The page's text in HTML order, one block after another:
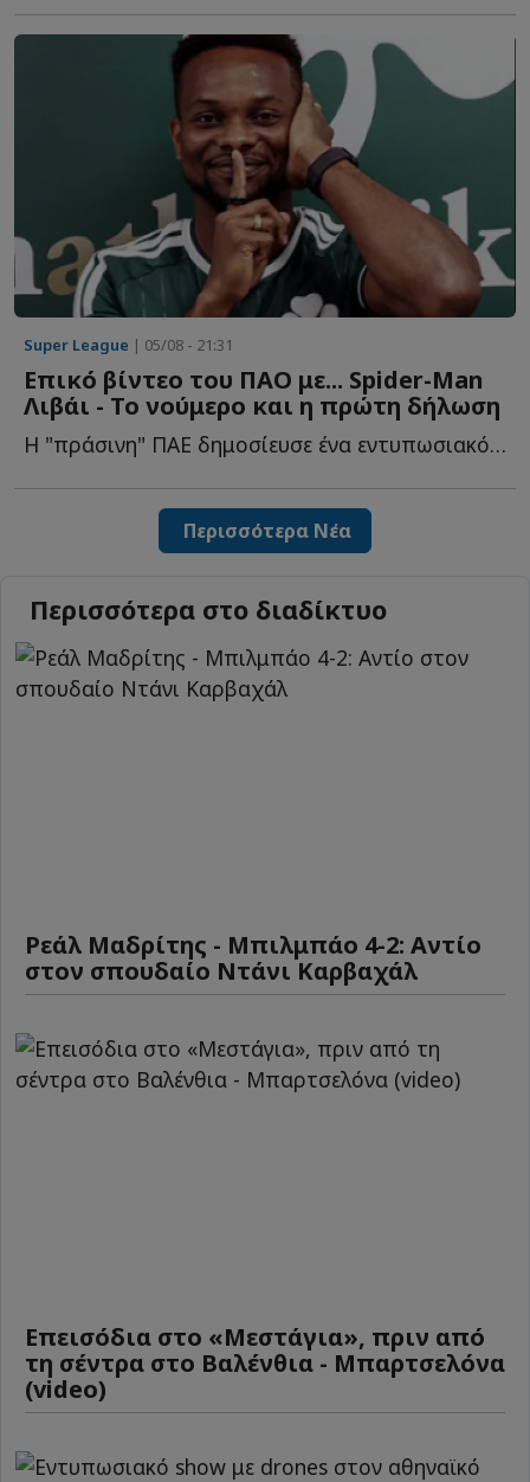
Super League | 05/08 - 21:31
Επικό βίντεο του ΠΑΟ με... Spider-Man
Λιβάι - Το νούμερο και η πρώτη δήλωση
Η "πράσινη" ΠΑΕ δημοσίευσε ένα εντυπωσιακό βίντεο με τ...
Περισσότερα Νέα
Περισσότερα στο διαδίκτυο
Ρεάλ Μαδρίτης - Μπιλμπάο 4-2: Αντίο
στον σπουδαίο Ντάνι Καρβαχάλ
Επεισόδια στο «Μεστάγια», πριν από
τη σέντρα στο Βαλένθια - Μπαρτσελόνα
(video)